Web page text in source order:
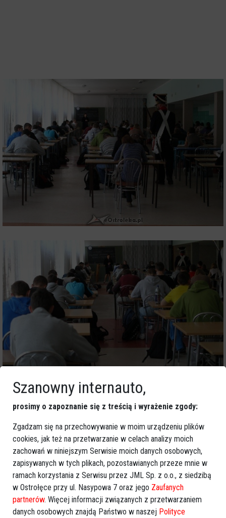
Szanowny internauto,
prosimy o zapoznanie się z treścią i wyrażenie zgody:
Zgadzam się na przechowywanie w moim urządzeniu plików
cookies, jak też na przetwarzanie w celach analizy moich
zachowań w niniejszym Serwisie moich danych osobowych,
zapisywanych w tych plikach, pozostawianych przeze mnie w
ramach korzystania z Serwisu przez JML Sp. z o.o., z siedzibą
w Ostrołęce przy ul. Nasypowa 7 oraz jego Zaufanych
partnerów. Więcej informacji związanych z przetwarzaniem
danych osobowych znajdą Państwo w naszej Polityce